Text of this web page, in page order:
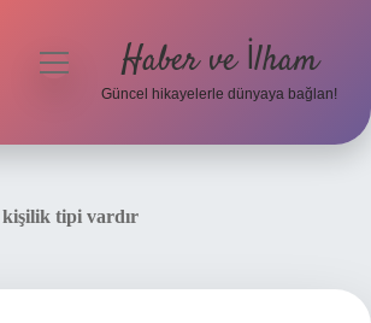
menüyü
Haber ve İlham
Güncel hikayelerle dünyaya bağlan!
kişilik tipi vardır